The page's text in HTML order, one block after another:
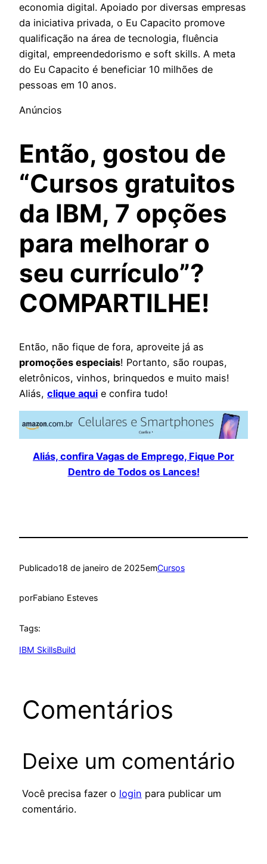
economia digital. Apoiado por diversas empresas
da iniciativa privada, o Eu Capacito promove
qualificação na área de tecnologia, fluência
digital, empreendedorismo e soft skills. A meta
do Eu Capacito é beneficiar 10 milhões de
pessoas em 10 anos.
Anúncios
Então, gostou de
“Cursos gratuitos
da IBM, 7 opções
para melhorar o
seu currículo”?
COMPARTILHE!
Então, não fique de fora, aproveite já as
promoções especiais! Portanto, são roupas,
eletrônicos, vinhos, brinquedos e muito mais!
Aliás, clique aqui e confira tudo!
Aliás, confira Vagas de Emprego, Fique Por
Dentro de Todos os Lances!
Publicado18 de janeiro de 2025emCursos
porFabiano Esteves
Tags:
IBM SkillsBuild
Comentários
Deixe um comentário
Você precisa fazer o login para publicar um
comentário.